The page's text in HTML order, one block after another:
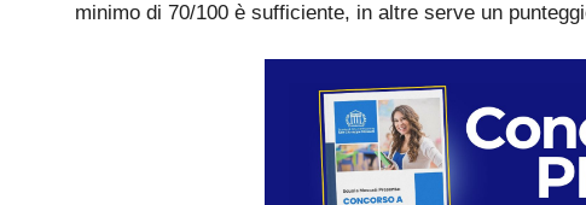
minimo di 70/100 è sufficiente, in altre serve un